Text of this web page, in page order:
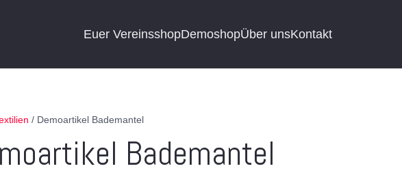
Euer VereinsshopDemoshopÜber unsKontakt
/ Demoartikel Bademantel
Bademantel